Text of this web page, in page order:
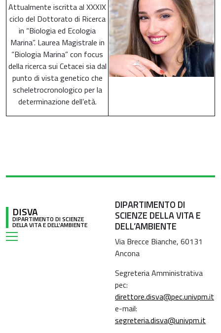
Attualmente iscritta al XXXIX
ciclo del Dottorato di Ricerca
in “Biologia ed Ecologia
Marina”. Laurea Magistrale in
“Biologia Marina” con focus
della ricerca sui Cetacei sia dal
punto di vista genetico che
scheletrocronologico per la
determinazione dell’età.
DISVA
DIPARTIMENTO DI SCIENZE
DELLA VITA E DELL'AMBIENTE
DIPARTIMENTO DI
SCIENZE DELLA VITA E
DELL’AMBIENTE
Via Brecce Bianche, 60131
Ancona
Segreteria Amministrativa
pec:
direttore.disva@pec.univpm.it
e-mail:
segreteria.disva@univpm.it